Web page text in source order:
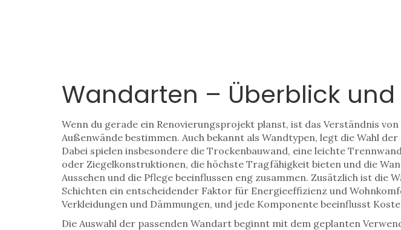
Wandarten – Überblick
Wenn du gerade ein Renovierungsprojekt planst, ist das Verständnis von
Außenwände bestimmen. Auch bekannt als Wandtypen, legt die Wahl
Dabei spielen insbesondere die Trockenbauwand, eine leichte
oder Ziegelkonstruktionen, die höchste Tragfähigkeit bieten und die
Aussehen und die Pflege beeinflussen eng zusammen. Zusätzlich ist die
Schichten ein entscheidender Faktor für Energieeffizienz und
Verkleidungen und Dämmungen, und jede Komponente beeinflusst
Die Auswahl der passenden Wandart beginnt mit dem geplanten